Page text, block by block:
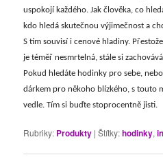
uspokojí každého. Jak člověka, co
kdo hledá skutečnou výjimečnost a
S tím souvisí i cenové hladiny.
je téměř nesmrtelná, stále si
Pokud hledáte hodinky pro sebe,
dárkem pro někoho blízkého, s touto
vedle. Tím si buďte stoprocentně jisti.
Rubriky: Produkty |Štítky:hodinky,